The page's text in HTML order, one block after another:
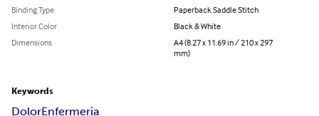
Binding Type
Paperback Saddle Stitch
Interior Color
Black & White
Dimensions
A4 (8.27 x 11.69 in / 210 x 297
mm)
Keywords
DolorEnfermeria